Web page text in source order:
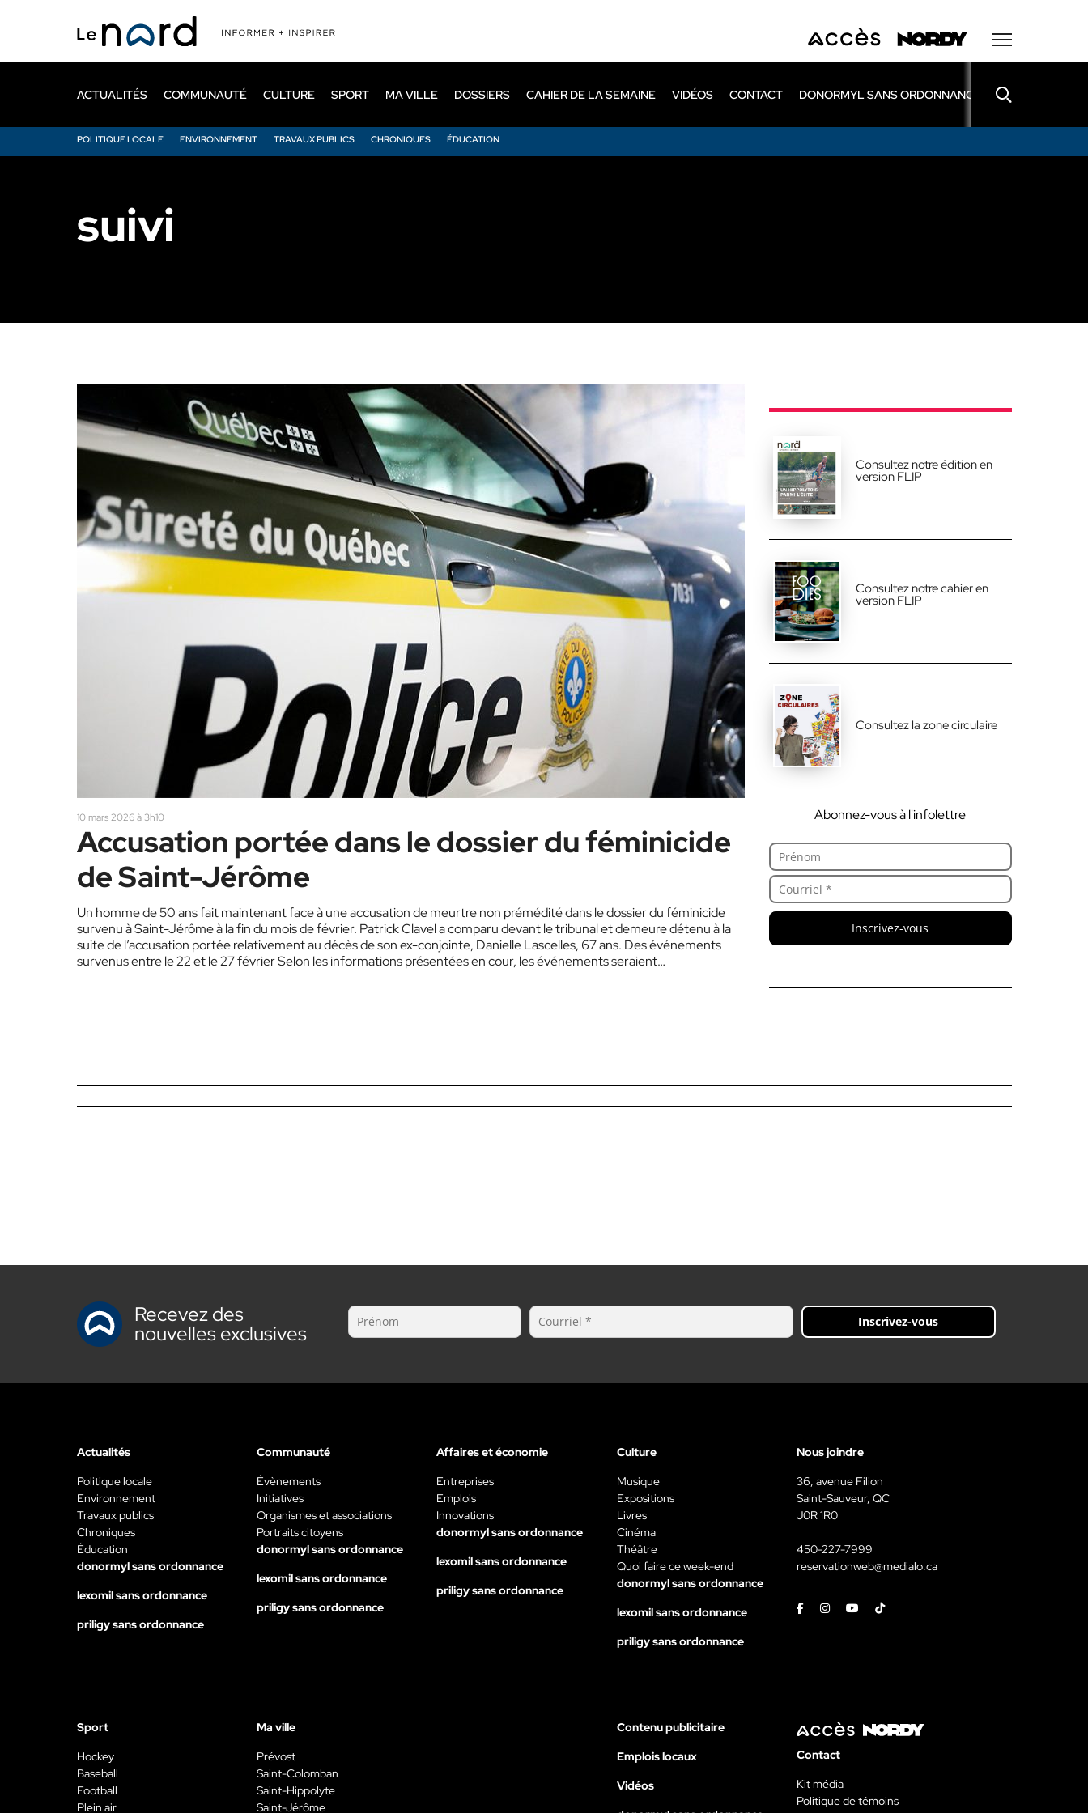
principal
ACTUALITÉS
POLITIQUE LOCALE ENVIRONNEMENT TRAVAUX PUBLICS CHRONIQUES ÉDUCATION
COMMUNAUTÉ CULTURE SPORT MA VILLE DOSSIERS CAHIER DE LA SEMAINE VIDÉOS CONTACT DONORMYL SANS ORDONNANCE LEXOMIL SANS
suivi
10 mars 2026 à 3h10
Accusation portée dans le dossier du féminicide
de Saint-Jérôme
Un homme de 50 ans fait maintenant face à une accusation de meurtre non prémédité dans le dossier du féminicide
survenu à Saint-Jérôme à la fin du mois de février. Patrick Clavel a comparu devant le tribunal et demeure détenu à la
suite de l’accusation portée relativement au décès de son ex-conjointe, Danielle Lascelles, 67 ans. Des événements
survenus entre le 22 et le 27 février Selon les informations présentées en cour, les événements seraient…
Consultez notre édition en
version FLIP
Consultez notre cahier en
version FLIP
Consultez la zone circulaire
Abonnez-vous à l'infolettre
Inscrivez-vous
Recevez des
nouvelles exclusives Inscrivez-vous
Actualités
Politique locale
Environnement
Travaux publics
Chroniques
Éducation
donormyl sans ordonnance
lexomil sans ordonnance
priligy sans ordonnance
Communauté
Évènements
Initiatives
Organismes et associations
Portraits citoyens
donormyl sans ordonnance
lexomil sans ordonnance
priligy sans ordonnance
Affaires et économie
Entreprises
Emplois
Innovations
donormyl sans ordonnance
lexomil sans ordonnance
priligy sans ordonnance
Culture
Musique
Expositions
Livres
Cinéma
Théâtre
Quoi faire ce week-end
donormyl sans ordonnance
lexomil sans ordonnance
priligy sans ordonnance
Nous joindre
36, avenue Filion
Saint-Sauveur, QC
J0R 1R0
450-227-7999
reservationweb@medialo.ca
FacebookInstagramYoutubeTiktok
Sport
Hockey
Baseball
Football
Plein air
Ma ville
Prévost
Saint-Colomban
Saint-Hippolyte
Saint-Jérôme
Contenu publicitaire
Emplois locaux
Vidéos
Contact
Kit média
Politique de témoins